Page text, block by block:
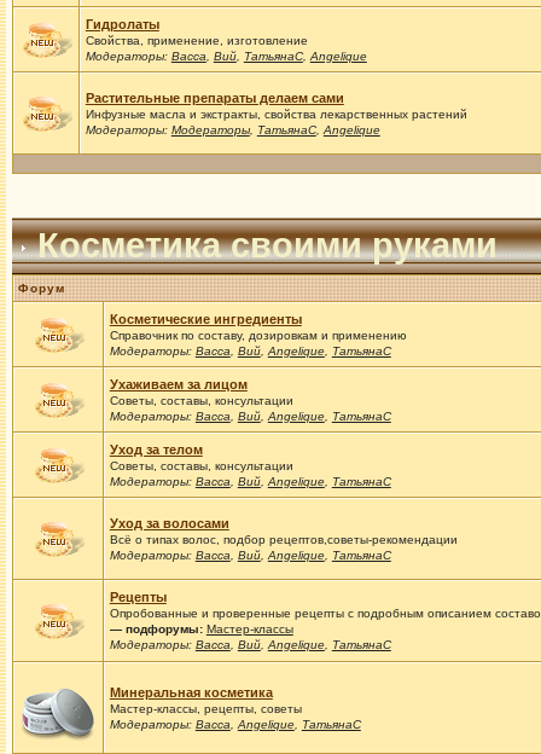
Гидролаты
Свойства, применение, изготовление
Модераторы: Васса Вий, ТатьянаС, Angelique
Растительные препараты делаем сами
Инфузные масла и экстракты, свойства лекарственных растений
Модераторы: Модераторы, ТатьянаС, Angelique
Косметика своими руками
Форум
Косметические ингредиенты
Справочник по составу, дозировкам и применению
Модераторы: Васса Вий, Angelique, ТатьянаС
Ухаживаем за лицом
Советы, составы, консультации
Модераторы: Васса Вий, Angelique, ТатьянаС
Уход за телом
Советы, составы, консультации
Модераторы: Васса Вий, Angelique, ТатьянаС
Уход за волосами
Всё о типах волос, подбор рецептов,советы-рекомендации
Модераторы: Васса Вий, Angelique, ТатьянаС
Рецепты
Опробованные и проверенные рецепты с подробным описанием
— подфорумы: Мастер-классы
Модераторы: Васса Вий, Angelique, ТатьянаС
Минеральная косметика
Мастер-классы, рецепты, советы
Модераторы: Васса Angelique, ТатьянаС